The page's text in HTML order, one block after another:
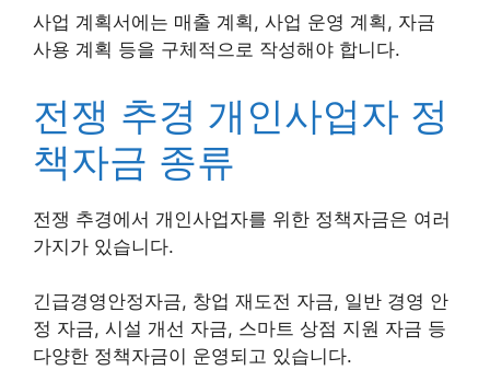
사업 계획서에는 매출 계획, 사업 운영 계획, 자금
사용 계획 등을 구체적으로 작성해야 합니다.
전쟁 추경 개인사업자 정
책자금 종류
전쟁 추경에서 개인사업자를 위한 정책자금은 여러
가지가 있습니다.
긴급경영안정자금, 창업 재도전 자금, 일반 경영 안
정 자금, 시설 개선 자금, 스마트 상점 지원 자금 등
다양한 정책자금이 운영되고 있습니다.